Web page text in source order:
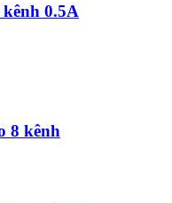
0.5A
8 kênh